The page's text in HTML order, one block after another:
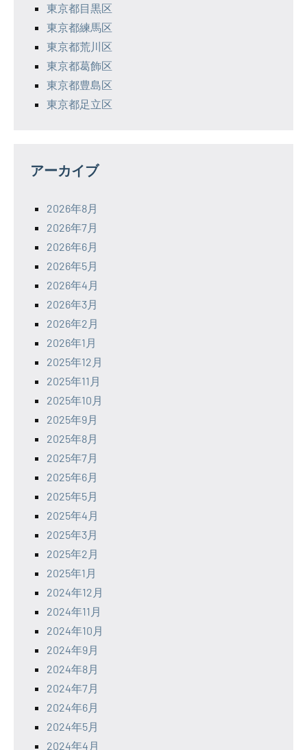
東京都目黒区
東京都練馬区
東京都荒川区
東京都葛飾区
東京都豊島区
東京都足立区
アーカイブ
2026年8月
2026年7月
2026年6月
2026年5月
2026年4月
2026年3月
2026年2月
2026年1月
2025年12月
2025年11月
2025年10月
2025年9月
2025年8月
2025年7月
2025年6月
2025年5月
2025年4月
2025年3月
2025年2月
2025年1月
2024年12月
2024年11月
2024年10月
2024年9月
2024年8月
2024年7月
2024年6月
2024年5月
2024年4月